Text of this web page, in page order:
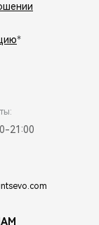
*
21:00